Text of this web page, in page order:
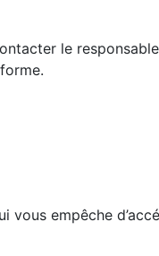
le
vous empêche